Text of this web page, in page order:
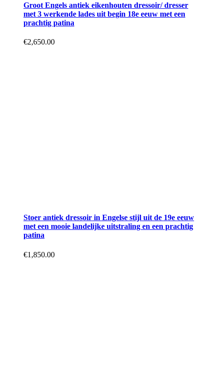
Groot Engels antiek eikenhouten dressoir/ dresser
met 3 werkende lades uit begin 18e eeuw met een
prachtig patina
€2,650.00
Stoer antiek dressoir in Engelse stijl uit de 19e eeuw
met een mooie landelijke uitstraling en een prachtig
patina
€1,850.00